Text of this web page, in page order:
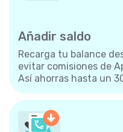
Añadir saldo
Recarga tu balance
evitar comisiones de
Así ahorras hasta un